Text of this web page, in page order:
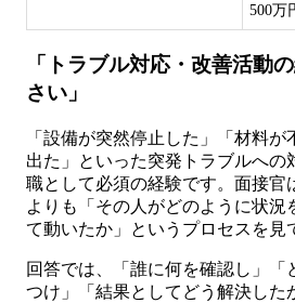
500万
「トラブル対応・改善活動
さい」
「設備が突然停止した」「材料
出た」といった突発トラブルへの
職として必須の経験です。面接官
よりも「その人がどのように状況
て動いたか」というプロセスを見
回答では、「誰に何を確認し」「
つけ」「結果としてどう解決した